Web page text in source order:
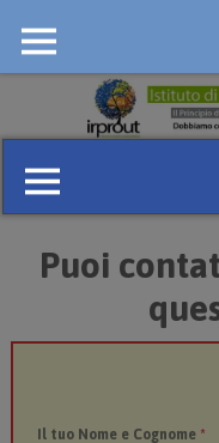
Puoi
Il tuo Nome e Cognome *